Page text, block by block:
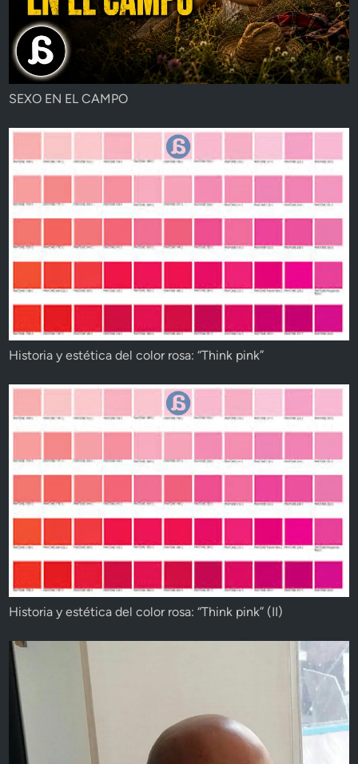
SEXO EN EL CAMPO
Historia y estética del color rosa: “Think pink”
Historia y estética del color rosa: “Think pink” (II)